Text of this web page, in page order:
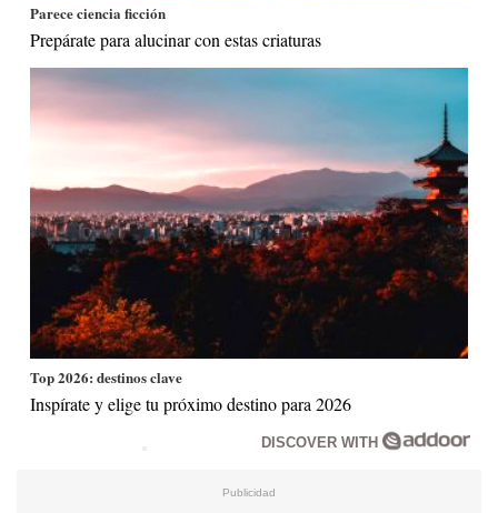
Parece ciencia ficción
Prepárate para alucinar con estas criaturas
Top 2026: destinos clave
Inspírate y elige tu próximo destino para 2026
DISCOVER WITH